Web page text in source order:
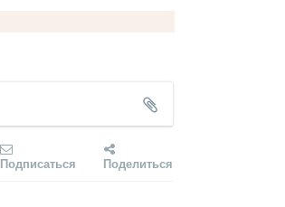
Подписаться Поделиться